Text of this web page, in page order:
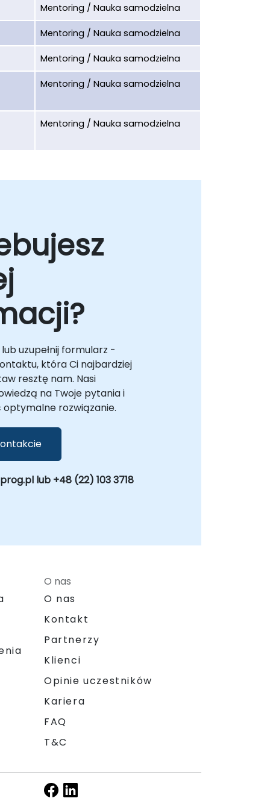
Mentoring / Nauka samodzielna
Mentoring / Nauka samodzielna
Mentoring / Nauka samodzielna
Mentoring / Nauka samodzielna
Mentoring / Nauka samodzielna
uzupełnij formularz -
która Ci najbardziej
resztę nam. Nasi
na Twoje pytania i
rozwiązanie.
lub +48 (22) 103 3718
O nas
O nas
Kontakt
Partnerzy
Klienci
Opinie uczestników
Kariera
FAQ
T&C